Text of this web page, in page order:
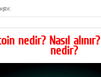
nedir? Nasıl
nedir?